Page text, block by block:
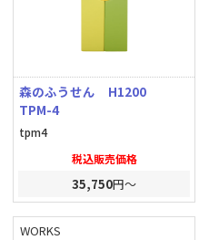
森のふうせん H1200
TPM-4
tpm4
税込販売価格
35,750円～
WORKS